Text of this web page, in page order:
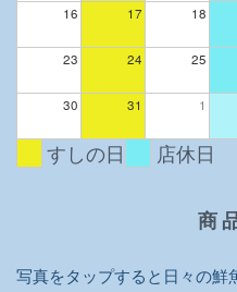
16 17 18
23 24 25
30 31 1
すしの日 店休日
商
写真をタップすると日々の鮮